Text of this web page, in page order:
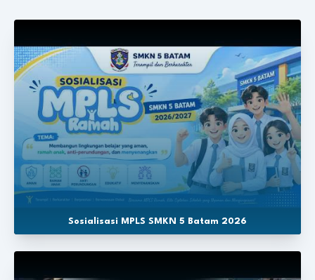
Sosialisasi MPLS SMKN 5 Batam 2026